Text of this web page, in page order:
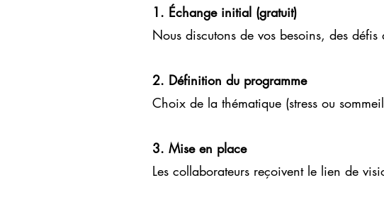
1. Échange initial (gratuit)
Nous discutons de vos besoins, des
2. Définition du programme
Choix de la thématique (stress ou
3. Mise en place
Les collaborateurs reçoivent le lien de